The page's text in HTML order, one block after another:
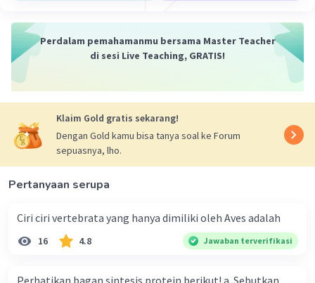
mengalami gejala tertentu, mulai dari yang
ringan hingga yang parah. Asam laktat adalah
dalam tubuh biasanya akan meningkat ketika
tubuh sedang banyak melakukan aktivitas fisik
atau berolahraga.
Beri Rating
Perdalam pemahamanmu bersama Master Teacher
di sesi Live Teaching, GRATIS!
Klaim Gold gratis sekarang!
Dengan Gold kamu bisa tanya soal ke Forum
sepuasnya, lho.
Pertanyaan serupa
Ciri ciri vertebrata yang hanya dimiliki oleh Aves adalah
16 4.8 Jawaban terverifikasi